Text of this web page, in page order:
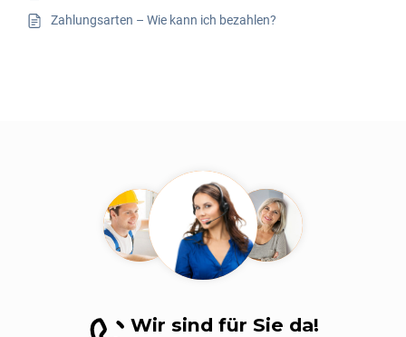
Zahlungsarten – Wie kann ich bezahlen?
Wir sind für Sie da!